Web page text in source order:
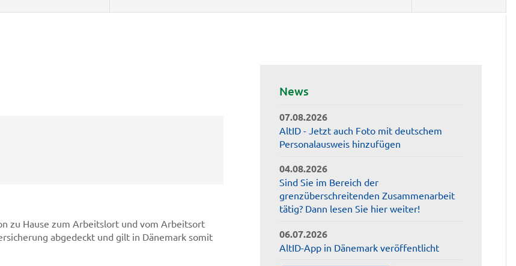
zu Hause zum Arbeitslort und vom Arbeitsort
abgedeckt und gilt in Dänemark somit
News
07.08.2026
AltID - Jetzt auch Foto mit deutschem
Personalausweis hinzufügen
04.08.2026
Sind Sie im Bereich der
grenzüberschreitenden Zusammenarbeit
tätig? Dann lesen Sie hier weiter!
06.07.2026
AltID-App in Dänemark veröffentlicht